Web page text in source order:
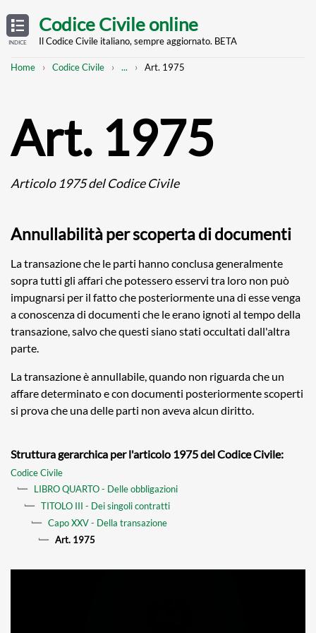
TABLE
OF
CONTENTS
INDICE
main
Codice Civile online
Il Codice Civile italiano, sempre aggiornato. BETA
Breadcrumb
Home Codice Civile
Mostra
... Art. 1975
Art. 1975
Articolo 1975 del Codice Civile
Annullabilità per scoperta di documenti
La transazione che le parti hanno conclusa generalmente
sopra tutti gli affari che potessero esservi tra loro non può
impugnarsi per il fatto che posteriormente una di esse venga
a conoscenza di documenti che le erano ignoti al tempo della
transazione, salvo che questi siano stati occultati dall'altra
parte.
La transazione è annullabile, quando non riguarda che un
affare determinato e con documenti posteriormente scoperti
si prova che una delle parti non aveva alcun diritto.
Struttura gerarchica per l'articolo 1975 del Codice Civile:
Codice Civile
LIBRO QUARTO - Delle obbligazioni
TITOLO III - Dei singoli contratti
Capo XXV - Della transazione
Art. 1975